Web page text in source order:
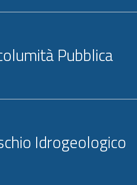
Pubblica
Idrogeologico